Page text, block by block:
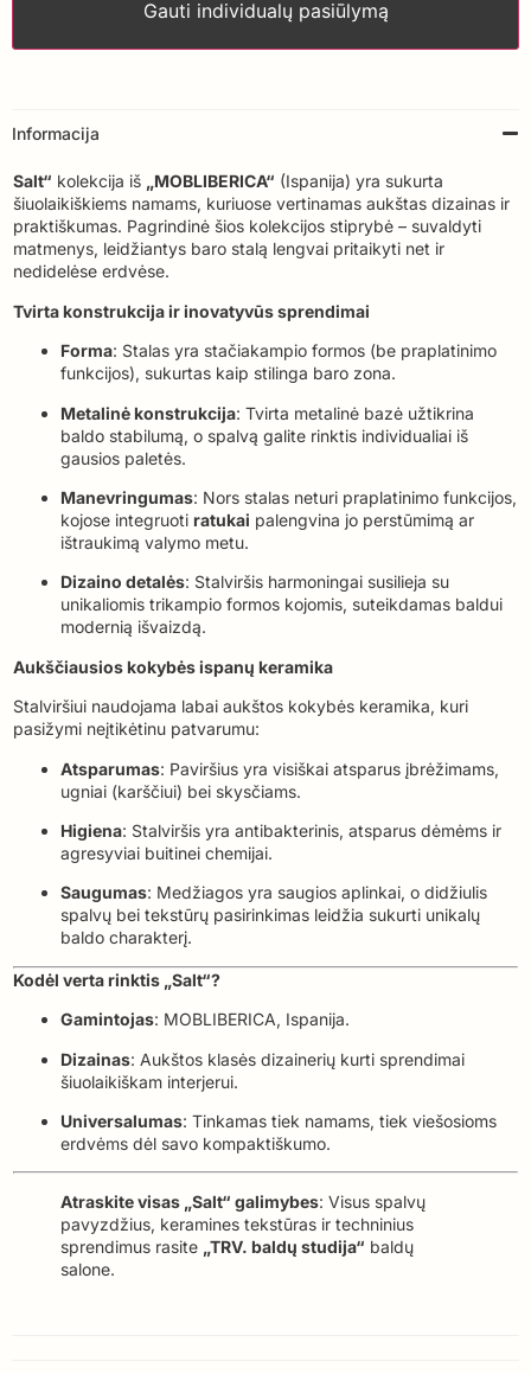
Gauti individualų pasiūlymą
Informacija
Salt“ kolekcija iš „MOBLIBERICA“ (Ispanija) yra sukurta
šiuolaikiškiems namams, kuriuose vertinamas aukštas dizainas ir
praktiškumas. Pagrindinė šios kolekcijos stiprybė – suvaldyti
matmenys, leidžiantys baro stalą lengvai pritaikyti net ir
nedidelėse erdvėse.
Tvirta konstrukcija ir inovatyvūs sprendimai
Forma: Stalas yra stačiakampio formos (be praplatinimo
funkcijos), sukurtas kaip stilinga baro zona.
Metalinė konstrukcija: Tvirta metalinė bazė užtikrina
baldo stabilumą, o spalvą galite rinktis individualiai iš
gausios paletės.
Manevringumas: Nors stalas neturi praplatinimo funkcijos,
kojose integruoti ratukai palengvina jo perstūmimą ar
ištraukimą valymo metu.
Dizaino detalės: Stalviršis harmoningai susilieja su
unikaliomis trikampio formos kojomis, suteikdamas baldui
modernią išvaizdą.
Aukščiausios kokybės ispanų keramika
Stalviršiui naudojama labai aukštos kokybės keramika, kuri
pasižymi neįtikėtinu patvarumu:
Atsparumas: Paviršius yra visiškai atsparus įbrėžimams,
ugniai (karščiui) bei skysčiams.
Higiena: Stalviršis yra antibakterinis, atsparus dėmėms ir
agresyviai buitinei chemijai.
Saugumas: Medžiagos yra saugios aplinkai, o didžiulis
spalvų bei tekstūrų pasirinkimas leidžia sukurti unikalų
baldo charakterį.
Kodėl verta rinktis „Salt“?
Gamintojas: MOBLIBERICA, Ispanija.
Dizainas: Aukštos klasės dizainerių kurti sprendimai
šiuolaikiškam interjerui.
Universalumas: Tinkamas tiek namams, tiek viešosioms
erdvėms dėl savo kompaktiškumo.
Atraskite visas „Salt“ galimybes: Visus spalvų
pavyzdžius, keramines tekstūras ir techninius
sprendimus rasite „TRV. baldų studija“ baldų
salone.